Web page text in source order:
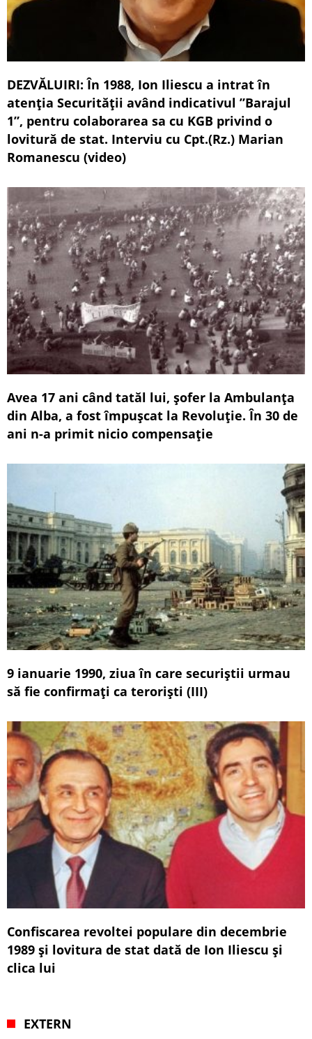
DEZVĂLUIRI: În 1988, Ion Iliescu a intrat în
atenția Securității având indicativul ”Barajul
1”, pentru colaborarea sa cu KGB privind o
lovitură de stat. Interviu cu Cpt.(Rz.) Marian
Romanescu (video)
Avea 17 ani când tatăl lui, șofer la Ambulanța
din Alba, a fost împușcat la Revoluție. În 30 de
ani n-a primit nicio compensație
9 ianuarie 1990, ziua în care securiștii urmau
să fie confirmați ca teroriști (III)
Confiscarea revoltei populare din decembrie
1989 și lovitura de stat dată de Ion Iliescu și
clica lui
EXTERN